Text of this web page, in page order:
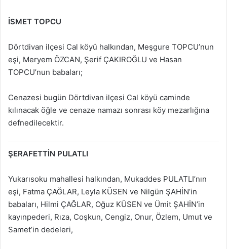
İSMET TOPCU
Dörtdivan ilçesi Cal köyü halkından, Meşgure TOPCU’nun
eşi, Meryem ÖZCAN, Şerif ÇAKIROĞLU ve Hasan
TOPCU’nun babaları;
Cenazesi bugün Dörtdivan ilçesi Cal köyü caminde
kılınacak öğle ve cenaze namazı sonrası köy mezarlığına
defnedilecektir.
ŞERAFETTİN PULATLI
Yukarısoku mahallesi halkından, Mukaddes PULATLI’nın
eşi, Fatma ÇAĞLAR, Leyla KÜSEN ve Nilgün ŞAHİN’in
babaları, Hilmi ÇAĞLAR, Oğuz KÜSEN ve Ümit ŞAHİN’in
kayınpederi, Rıza, Coşkun, Cengiz, Onur, Özlem, Umut ve
Samet’in dedeleri,